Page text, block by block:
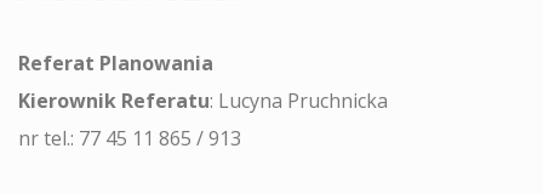
Referat Planowania
Kierownik Referatu: Lucyna Pruchnicka
nr tel.: 77 45 11 865 / 913